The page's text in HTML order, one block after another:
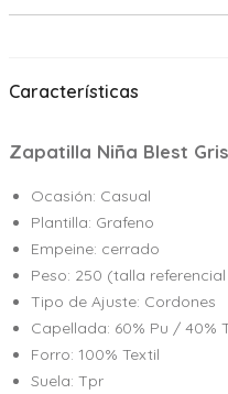
Características
Zapatilla Niña Blest
Ocasión: Casual
Plantilla: Grafeno
Empeine: cerrado
Peso: 250 (talla referencial
Tipo de Ajuste: Cordones
Capellada: 60% Pu / 40%
Forro: 100% Textil
Suela: Tpr